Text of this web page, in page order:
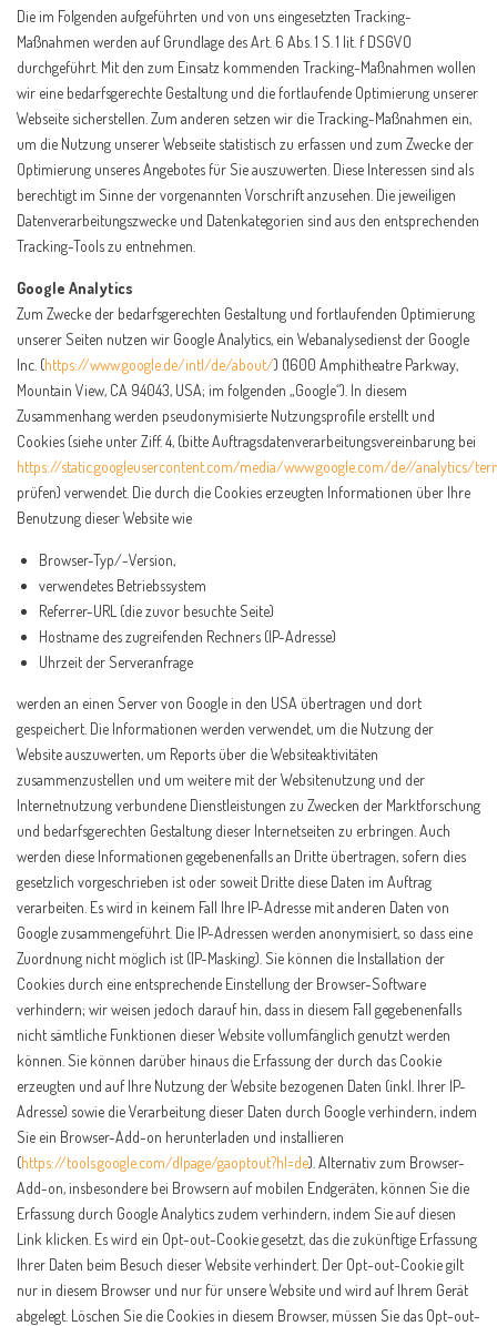
Die im Folgenden aufgeführten und von uns eingesetzten Tracking-
Maßnahmen werden auf Grundlage des Art. 6 Abs. 1 S. 1 lit. f DSGVO
durchgeführt. Mit den zum Einsatz kommenden Tracking-Maßnahmen wollen
wir eine bedarfsgerechte Gestaltung und die fortlaufende Optimierung unserer
Webseite sicherstellen. Zum anderen setzen wir die Tracking-Maßnahmen ein,
um die Nutzung unserer Webseite statistisch zu erfassen und zum Zwecke der
Optimierung unseres Angebotes für Sie auszuwerten. Diese Interessen sind als
berechtigt im Sinne der vorgenannten Vorschrift anzusehen. Die jeweiligen
Datenverarbeitungszwecke und Datenkategorien sind aus den entsprechenden
Tracking-Tools zu entnehmen.
Google Analytics
Zum Zwecke der bedarfsgerechten Gestaltung und fortlaufenden Optimierung
unserer Seiten nutzen wir Google Analytics, ein Webanalysedienst der Google
Inc. (https://www.google.de/intl/de/about/) (1600 Amphitheatre Parkway,
Mountain View, CA 94043, USA; im folgenden „Google“). In diesem
Zusammenhang werden pseudonymisierte Nutzungsprofile erstellt und
Cookies (siehe unter Ziff. 4, (bitte Auftragsdatenverarbeitungsvereinbarung bei
https://static.googleusercontent.com/media/www.google.com/de//analytics/
prüfen) verwendet. Die durch die Cookies erzeugten Informationen über Ihre
Benutzung dieser Website wie
Browser-Typ/-Version,
verwendetes Betriebssystem
Referrer-URL (die zuvor besuchte Seite)
Hostname des zugreifenden Rechners (IP-Adresse)
Uhrzeit der Serveranfrage
werden an einen Server von Google in den USA übertragen und dort
gespeichert. Die Informationen werden verwendet, um die Nutzung der
Website auszuwerten, um Reports über die Websiteaktivitäten
zusammenzustellen und um weitere mit der Websitenutzung und der
Internetnutzung verbundene Dienstleistungen zu Zwecken der Marktforschung
und bedarfsgerechten Gestaltung dieser Internetseiten zu erbringen. Auch
werden diese Informationen gegebenenfalls an Dritte übertragen, sofern dies
gesetzlich vorgeschrieben ist oder soweit Dritte diese Daten im Auftrag
verarbeiten. Es wird in keinem Fall Ihre IP-Adresse mit anderen Daten von
Google zusammengeführt. Die IP-Adressen werden anonymisiert, so dass eine
Zuordnung nicht möglich ist (IP-Masking). Sie können die Installation der
Cookies durch eine entsprechende Einstellung der Browser-Software
verhindern; wir weisen jedoch darauf hin, dass in diesem Fall gegebenenfalls
nicht sämtliche Funktionen dieser Website vollumfänglich genutzt werden
können. Sie können darüber hinaus die Erfassung der durch das Cookie
erzeugten und auf Ihre Nutzung der Website bezogenen Daten (inkl. Ihrer IP-
Adresse) sowie die Verarbeitung dieser Daten durch Google verhindern, indem
Sie ein Browser-Add-on herunterladen und installieren
(https://tools.google.com/dlpage/gaoptout?hl=de). Alternativ zum Browser-
Add-on, insbesondere bei Browsern auf mobilen Endgeräten, können Sie die
Erfassung durch Google Analytics zudem verhindern, indem Sie auf diesen
Link klicken. Es wird ein Opt-out-Cookie gesetzt, das die zukünftige Erfassung
Ihrer Daten beim Besuch dieser Website verhindert. Der Opt-out-Cookie gilt
nur in diesem Browser und nur für unsere Website und wird auf Ihrem Gerät
abgelegt. Löschen Sie die Cookies in diesem Browser, müssen Sie das Opt-out-